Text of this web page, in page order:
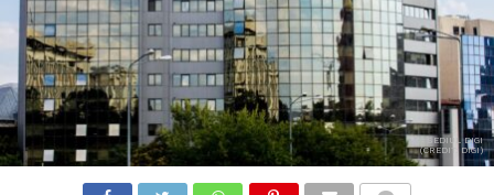
SEDIUL DIGI
(CREDIT: DIGI)